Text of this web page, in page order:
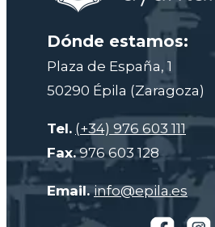
Dónde estamos:
Plaza de España, 1
50290 Épila (Zaragoza)
Tel. (+34) 976 603 111
Fax.976 603 128
Email.info@epila.es